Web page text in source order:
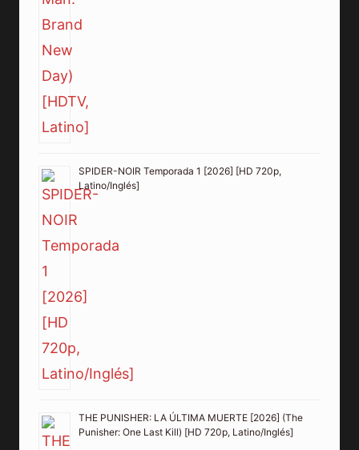
SPIDER-NOIR Temporada 1 [2026] [HD 720p,
Latino/Inglés]
THE PUNISHER: LA ÚLTIMA MUERTE [2026] (The
Punisher: One Last Kill) [HD 720p, Latino/Inglés]